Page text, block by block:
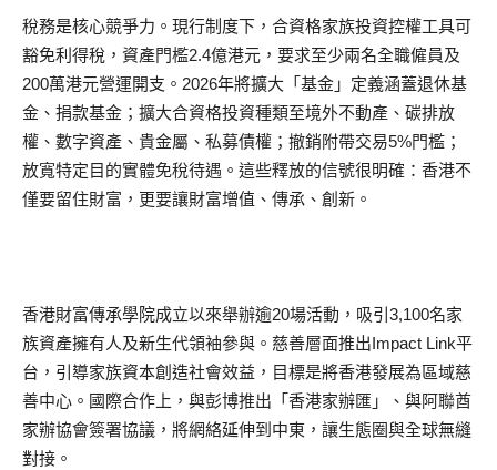
稅務是核心競爭力。現行制度下，合資格家族投資控權工具可
豁免利得稅，資產門檻2.4億港元，要求至少兩名全職僱員及
200萬港元營運開支。2026年將擴大「基金」定義涵蓋退休基
金、捐款基金；擴大合資格投資種類至境外不動產、碳排放
權、數字資產、貴金屬、私募債權；撤銷附帶交易5%門檻；
放寬特定目的實體免稅待遇。這些釋放的信號很明確：香港不
僅要留住財富，更要讓財富增值、傳承、創新。
香港財富傳承學院成立以來舉辦逾20場活動，吸引3,100名家
族資產擁有人及新生代領袖參與。慈善層面推出Impact Link平
台，引導家族資本創造社會效益，目標是將香港發展為區域慈
善中心。國際合作上，與彭博推出「香港家辦匯」、與阿聯酋
家辦協會簽署協議，將網絡延伸到中東，讓生態圈與全球無縫
對接。